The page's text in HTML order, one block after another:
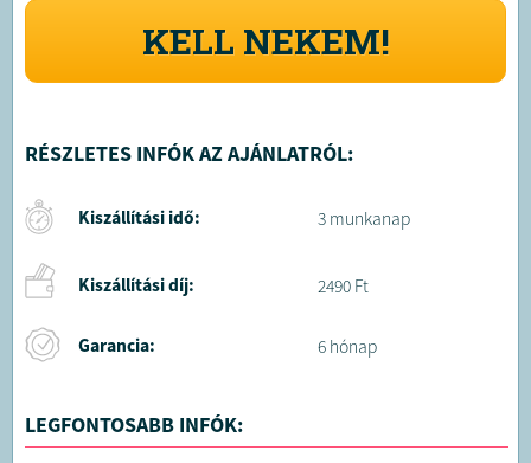
KELL NEKEM!
RÉSZLETES INFÓK AZ AJÁNLATRÓL:
Kiszállítási idő: 3 munkanap
Kiszállítási díj: 2490 Ft
Garancia: 6 hónap
LEGFONTOSABB INFÓK: